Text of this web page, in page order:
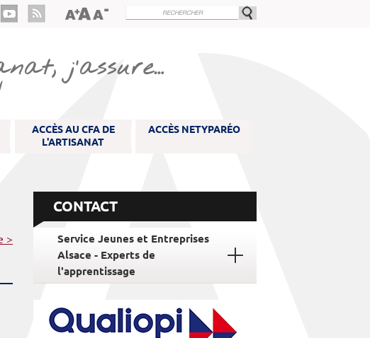
j’assure…
ACCÈS AU CFA DE
L'ARTISANAT
ACCÈS NETYPARÉO
>
CONTACT
Service Jeunes et Entreprises
Alsace - Experts de
l'apprentissage